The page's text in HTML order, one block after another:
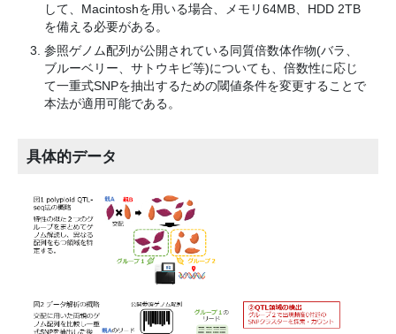
して、Macintoshを用いる場合、メモリ64MB、HDD 2TB
を備える必要がある。
参照ゲノム配列が公開されている同質倍数体作物(バラ、
ブルーベリー、サトウキビ等)についても、倍数性に応じ
て一重式SNPを抽出するための閾値条件を変更することで
本法が適用可能である。
具体的データ